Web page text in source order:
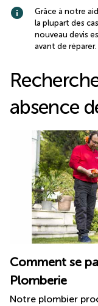
Grâce à notre
la plupart des
nouveau devis
avant de réparer.
absence
Comment se
Plomberie
Notre plombier